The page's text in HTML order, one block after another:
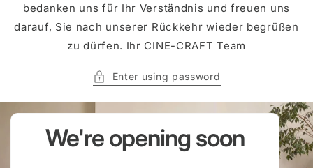
bedanken uns für Ihr Verständnis und freuen uns
darauf, Sie nach unserer Rückkehr wieder begrüßen
zu dürfen. Ihr CINE-CRAFT Team
Enter using password
We're opening soon